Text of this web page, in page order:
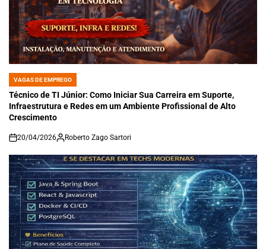
POSTED
IN
VAGAS DE EMPREGO
Técnico de TI Júnior: Como Iniciar Sua Carreira em Suporte,
Infraestrutura e Redes em um Ambiente Profissional de Alto
Crescimento
on
20/04/2026 Roberto Zago Sartori